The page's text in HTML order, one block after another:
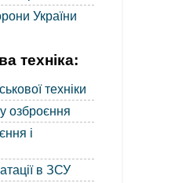
України
техніка:
техніки
озброєння
і
в ЗСУ